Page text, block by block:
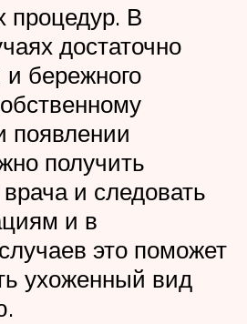
процедур. В
достаточно
бережного
появлении
получить
и следовать
и в
это поможет
ухоженный вид